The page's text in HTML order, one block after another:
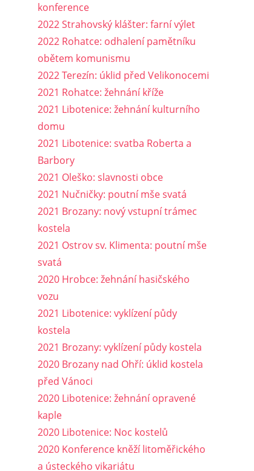
konference
2022 Strahovský klášter: farní výlet
2022 Rohatce: odhalení pamětníku
obětem komunismu
2022 Terezín: úklid před Velikonocemi
2021 Rohatce: žehnání kříže
2021 Libotenice: žehnání kulturního
domu
2021 Libotenice: svatba Roberta a
Barbory
2021 Oleško: slavnosti obce
2021 Nučničky: poutní mše svatá
2021 Brozany: nový vstupní trámec
kostela
2021 Ostrov sv. Klimenta: poutní mše
svatá
2020 Hrobce: žehnání hasičského
vozu
2021 Libotenice: vyklízení půdy
kostela
2021 Brozany: vyklízení půdy kostela
2020 Brozany nad Ohří: úklid kostela
před Vánoci
2020 Libotenice: žehnání opravené
kaple
2020 Libotenice: Noc kostelů
2020 Konference kněží litoměřického
a ústeckého vikariátu